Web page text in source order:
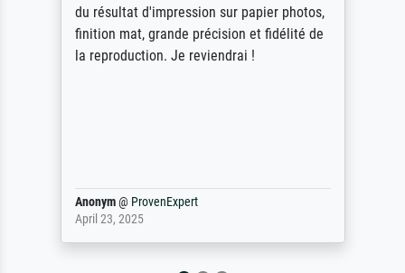
d'impression sur papier photos,
mat, grande précision et fidélité de
Je reviendrai !
ProvenExpert